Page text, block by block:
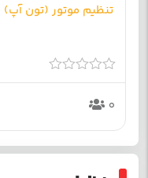
تنظیم موتور (تون آپ)
امتیاز
0